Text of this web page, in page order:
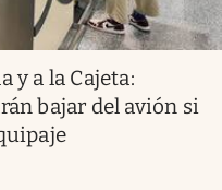
y a la Cajeta:
bajar del avión si